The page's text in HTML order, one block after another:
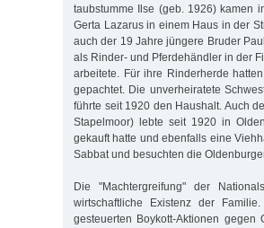
taubstumme Ilse (geb. 1926) kamen
Gerta Lazarus in einem Haus in der
auch der 19 Jahre jüngere Bruder
als Rinder- und Pferdehändler in der
arbeitete. Für ihre Rinderherde
gepachtet. Die unverheiratete
führte seit 1920 den Haushalt. Auch
Stapelmoor) lebte seit 1920 in
gekauft hatte und ebenfalls eine
Sabbat und besuchten die
Die "Machtergreifung" der
wirtschaftliche Existenz der
gesteuerten Boykott-Aktionen